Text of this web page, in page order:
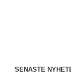
SENASTE